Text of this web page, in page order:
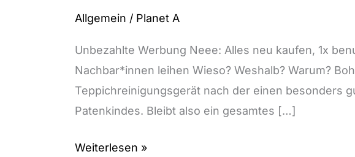
Allgemein / Planet A
Unbezahlte Werbung Neee: Alles neu kaufen, 1x
Nachbar*innen leihen Wieso? Weshalb? Warum?
Teppichreinigungsgerät nach der einen besonders
Patenkindes. Bleibt also ein gesamtes […]
Dinge
Weiterlesen »